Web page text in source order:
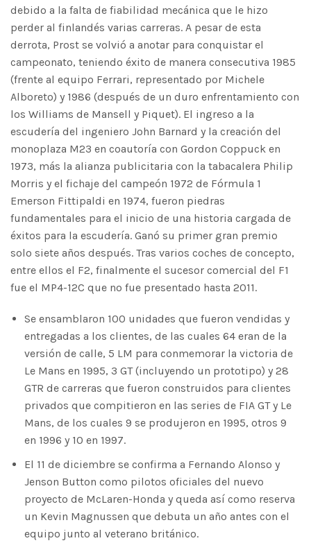
debido a la falta de fiabilidad mecánica que le hizo
perder al finlandés varias carreras. A pesar de esta
derrota, Prost se volvió a anotar para conquistar el
campeonato, teniendo éxito de manera consecutiva 1985
(frente al equipo Ferrari, representado por Michele
Alboreto) y 1986 (después de un duro enfrentamiento con
los Williams de Mansell y Piquet). El ingreso a la
escudería del ingeniero John Barnard y la creación del
monoplaza M23 en coautoría con Gordon Coppuck en
1973, más la alianza publicitaria con la tabacalera Philip
Morris y el fichaje del campeón 1972 de Fórmula 1
Emerson Fittipaldi en 1974, fueron piedras
fundamentales para el inicio de una historia cargada de
éxitos para la escudería. Ganó su primer gran premio
solo siete años después. Tras varios coches de concepto,
entre ellos el F2, finalmente el sucesor comercial del F1
fue el MP4-12C que no fue presentado hasta 2011.
Se ensamblaron 100 unidades que fueron vendidas y
entregadas a los clientes, de las cuales 64 eran de la
versión de calle, 5 LM para conmemorar la victoria de
Le Mans en 1995, 3 GT (incluyendo un prototipo) y 28
GTR de carreras que fueron construidos para clientes
privados que compitieron en las series de FIA GT y Le
Mans, de los cuales 9 se produjeron en 1995, otros 9
en 1996 y 10 en 1997.
El 11 de diciembre se confirma a Fernando Alonso y
Jenson Button como pilotos oficiales del nuevo
proyecto de McLaren-Honda y queda así como reserva
un Kevin Magnussen que debuta un año antes con el
equipo junto al veterano británico.